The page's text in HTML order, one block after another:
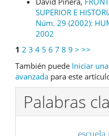
SUPERIOR E
Núm. 29 (2002):
2002
1 2 3 4 5 6 7 8 9 > >>
También puede Iniciar
avanzada para este
Palabras